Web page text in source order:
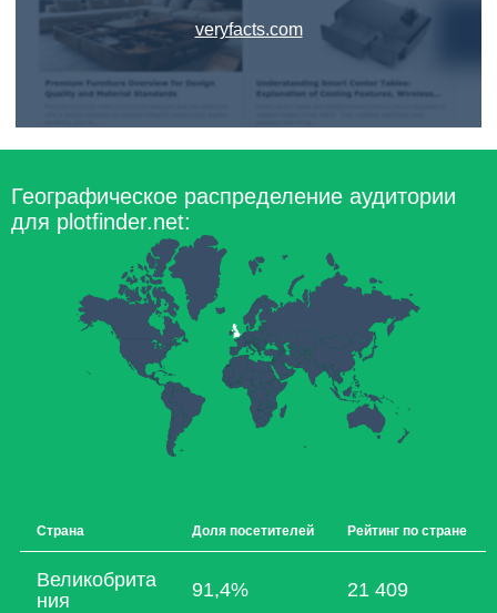
veryfacts.com
Географическое распределение аудитории
для plotfinder.net:
Страна Доля посетителей Рейтинг по стране
Великобрита
ния
91,4% 21 409